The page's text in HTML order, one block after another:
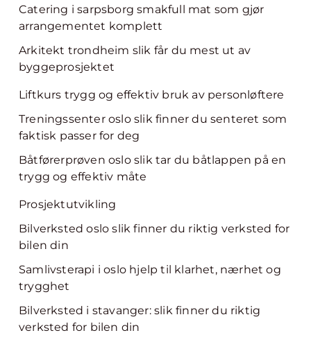
Catering i sarpsborg smakfull mat som gjør
arrangementet komplett
Arkitekt trondheim slik får du mest ut av
byggeprosjektet
Liftkurs trygg og effektiv bruk av personløftere
Treningssenter oslo slik finner du senteret som
faktisk passer for deg
Båtførerprøven oslo slik tar du båtlappen på en
trygg og effektiv måte
Prosjektutvikling
Bilverksted oslo slik finner du riktig verksted for
bilen din
Samlivsterapi i oslo hjelp til klarhet, nærhet og
trygghet
Bilverksted i stavanger: slik finner du riktig
verksted for bilen din